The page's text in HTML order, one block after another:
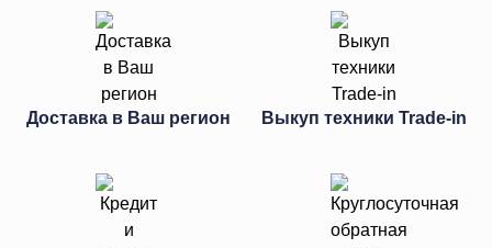
Доставка в Ваш регион Выкуп техники Trade-in